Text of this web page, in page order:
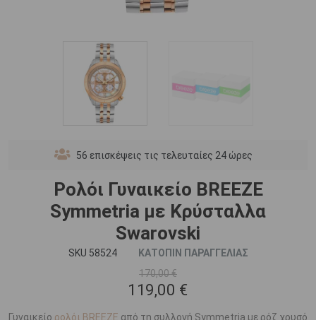
56 επισκέψεις τις τελευταίες 24 ώρες
Ρολόι Γυναικείο BREEZE
Symmetria με Κρύσταλλα
Swarovski
SKU 58524
ΚΑΤΟΠΙΝ ΠΑΡΑΓΓΕΛΙΑΣ
170,00 €
119,00 €
Γυναικείο ρολόι BREEZE από τη συλλογή Symmetria με ρόζ χρυσό